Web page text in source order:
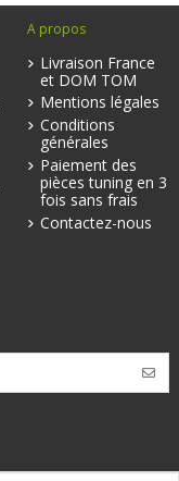
A propos
Livraison France
et DOM TOM
Mentions légales
Conditions
générales
Paiement des
pièces tuning en 3
fois sans frais
Contactez-nous